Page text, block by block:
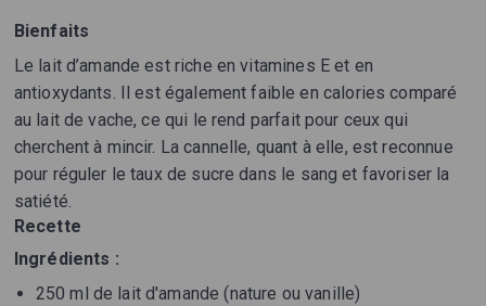
Bienfaits
Le lait d’amande est riche en vitamines E et en
antioxydants. Il est également faible en calories comparé
au lait de vache, ce qui le rend parfait pour ceux qui
cherchent à mincir. La cannelle, quant à elle, est reconnue
pour réguler le taux de sucre dans le sang et favoriser la
satiété.
Recette
Ingrédients :
250 ml de lait d'amande (nature ou vanille)